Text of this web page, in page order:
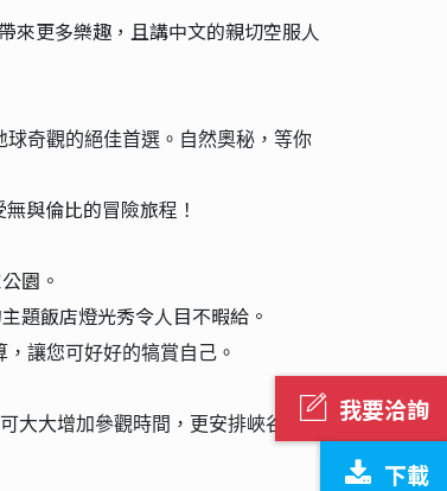
我要洽詢
下載
來更多樂趣，且講中文的親切空服人
奇觀的絕佳首選。自然奧秘，等你
與倫比的冒險旅程！
園。
主題飯店燈光秀令人目不暇給。
讓您可好好的犒賞自己。
大大增加參觀時間，更安排峽谷日出